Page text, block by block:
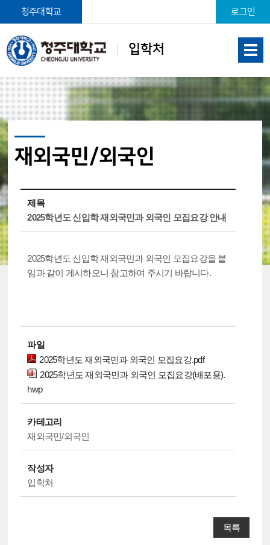
입학처
청주대학교 로그인
재외국민/외국인
제목
2025학년도 신입학 재외국민과 외국인 모집요강 안내
2025학년도 신입학 재외국민과 외국인 모집요강을 붙
임과 같이 게시하오니 참고하여 주시기 바랍니다.
파일
2025학년도 재외국민과 외국인 모집요강.pdf
2025학년도 재외국민과 외국인 모집요강(배포용).
hwp
카테고리
재외국민/외국인
작성자
입학처
목록